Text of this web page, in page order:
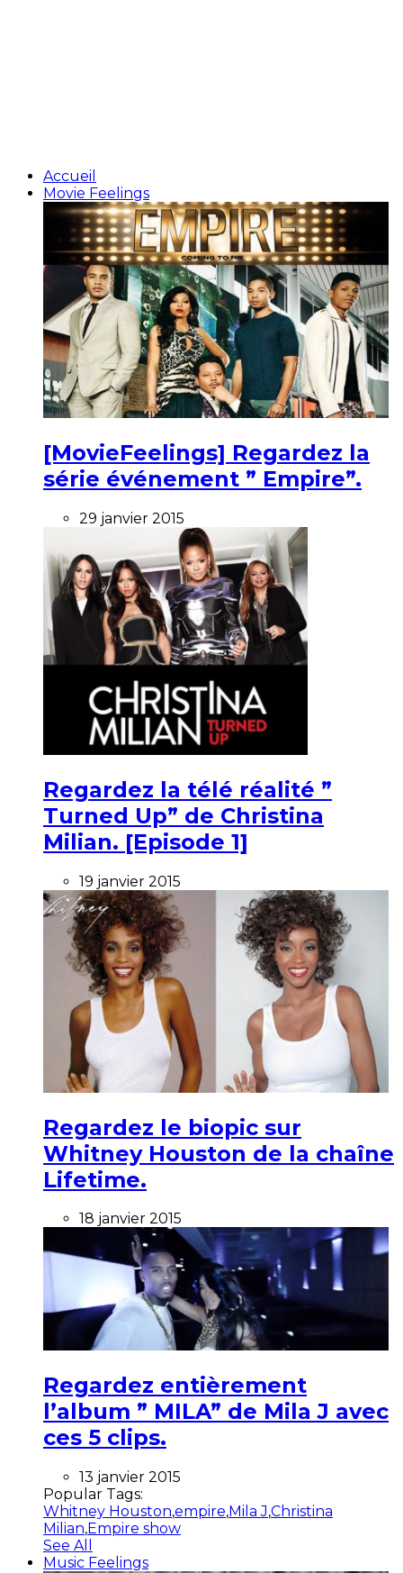
Accueil
Movie Feelings
[MovieFeelings] Regardez la
série événement ” Empire”.
29 janvier 2015
Regardez la télé réalité ”
Turned Up” de Christina
Milian. [Episode 1]
19 janvier 2015
Regardez le biopic sur
Whitney Houston de la chaîne
Lifetime.
18 janvier 2015
Regardez entièrement
l’album ” MILA” de Mila J avec
ces 5 clips.
13 janvier 2015
Popular Tags:
Whitney Houston,empire,Mila J,Christina
Milian,Empire show
See All
Music Feelings